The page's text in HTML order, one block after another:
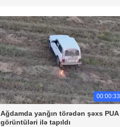
00:00:33
Ağdamda yanğın törədən şəxs PUA
görüntüləri ilə tapıldı